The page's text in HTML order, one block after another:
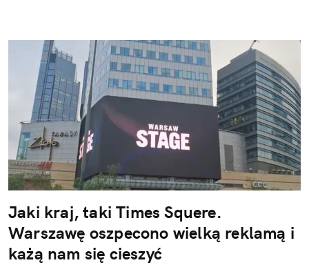
Jaki kraj, taki Times Squere.
Warszawę oszpecono wielką reklamą i
każą nam się cieszyć